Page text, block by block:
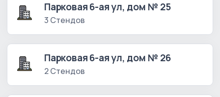
Парковая 6-ая ул, дом № 25
3 Стендов
Парковая 6-ая ул, дом № 26
2 Стендов